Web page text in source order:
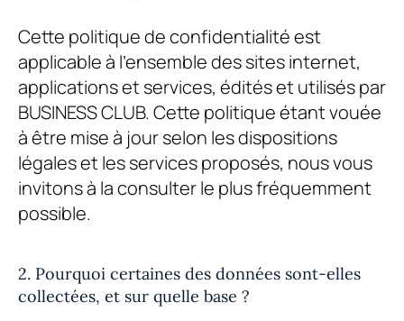
Cette politique de confidentialité est
applicable à l’ensemble des sites internet,
applications et services, édités et utilisés par
BUSINESS CLUB. Cette politique étant vouée
à être mise à jour selon les dispositions
légales et les services proposés, nous vous
invitons à la consulter le plus fréquemment
possible.
2. Pourquoi certaines des données sont-elles
collectées, et sur quelle base ?